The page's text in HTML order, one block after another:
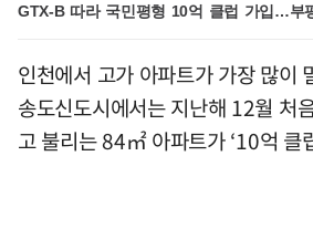
GTX-B 따라 국민평형 10억 클럽 가입…부
인천에서 고가 아파트가 가장 많이
송도신도시에서는 지난해 12월 처
고 불리는 84㎡ 아파트가 ‘10억 클